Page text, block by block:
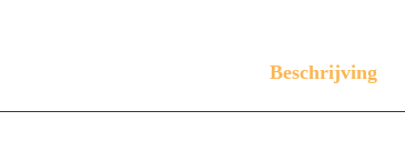
Beschrijving